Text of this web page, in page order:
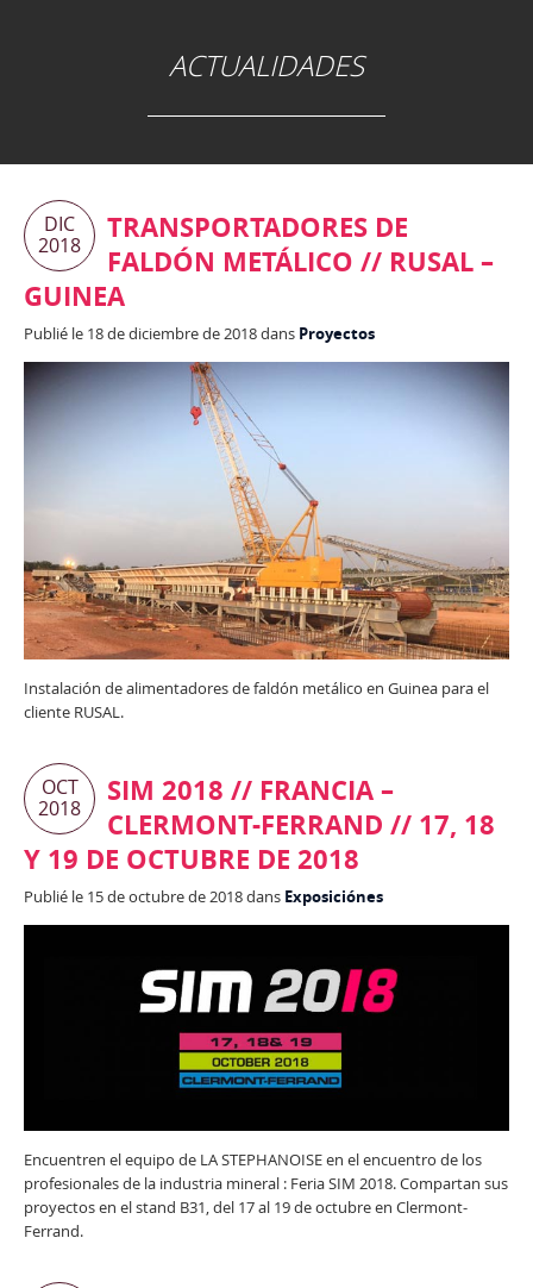
ACTUALIDADES
DIC
2018
TRANSPORTADORES DE
FALDÓN METÁLICO // RUSAL –
GUINEA
Publié le 18 de diciembre de 2018 dans Proyectos
Instalación de alimentadores de faldón metálico en Guinea para el
cliente RUSAL.
OCT
2018
SIM 2018 // FRANCIA –
CLERMONT-FERRAND // 17, 18
Y 19 DE OCTUBRE DE 2018
Publié le 15 de octubre de 2018 dans Exposiciónes
Encuentren el equipo de LA STEPHANOISE en el encuentro de los
profesionales de la industria mineral : Feria SIM 2018. Compartan sus
proyectos en el stand B31, del 17 al 19 de octubre en Clermont-
Ferrand.